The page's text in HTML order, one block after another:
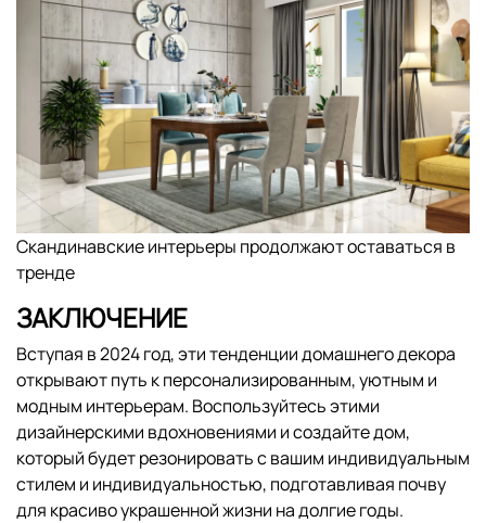
Скандинавские интерьеры продолжают оставаться в
тренде
ЗАКЛЮЧЕНИЕ
Вступая в 2024 год, эти тенденции домашнего декора
открывают путь к персонализированным, уютным и
модным интерьерам. Воспользуйтесь этими
дизайнерскими вдохновениями и создайте дом,
который будет резонировать с вашим индивидуальным
стилем и индивидуальностью, подготавливая почву
для красиво украшенной жизни на долгие годы.